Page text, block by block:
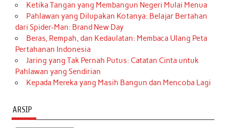
Ketika Tangan yang Membangun Negeri Mulai Menua
Pahlawan yang Dilupakan Kotanya: Belajar Bertahan
dari Spider-Man: Brand New Day
Beras, Rempah, dan Kedaulatan: Membaca Ulang Peta
Pertahanan Indonesia
Jaring yang Tak Pernah Putus: Catatan Cinta untuk
Pahlawan yang Sendirian
Kepada Mereka yang Masih Bangun dan Mencoba Lagi
ARSIP